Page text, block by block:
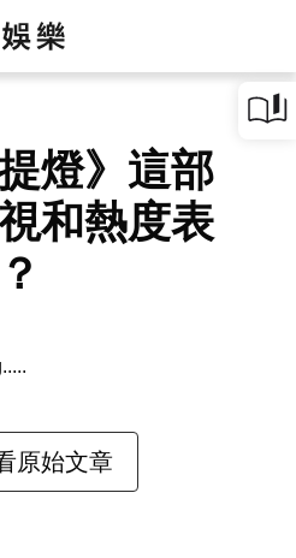
提燈》這部
和熱度表
原始文章